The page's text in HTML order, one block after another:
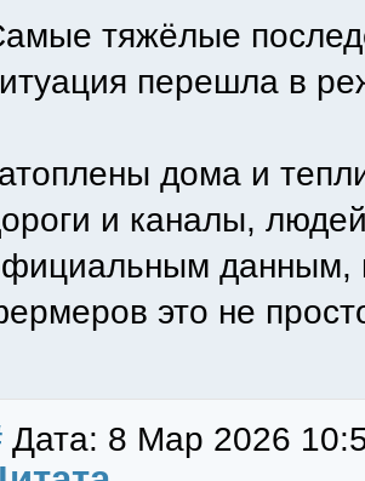
тяжёлые
перешла в
дома и
и каналы,
данным,
это не
Дата: 8 Мар 2026